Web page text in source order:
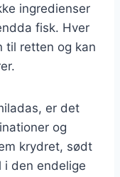
ingredienser
fisk. Hver
til retten og kan
er det
og
krydret, sødt
i den endelige